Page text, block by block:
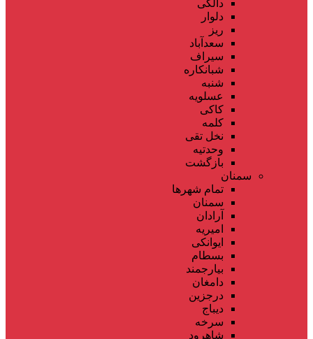
دالکی
دلوار
ریز
سعدآباد
سیراف
شبانکاره
شنبه
عسلویه
کاکی
کلمه
نخل تقی
وحدتیه
بازگشت
سمنان
تمام شهر‌ها
سمنان
آرادان
امیریه
ایوانکی
بسطام
بیارجمند
دامغان
درجزین
دیباج
سرخه
شاهرود